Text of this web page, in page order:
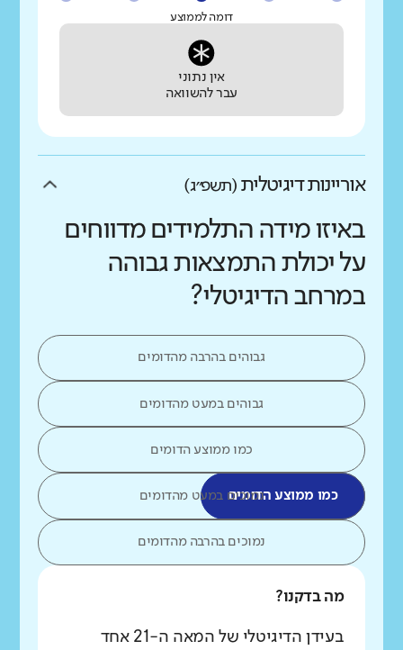
דומה לממוצע
אין נתוני
עבר להשוואה
אוריינות דיגיטלית (תשפ״ג)
באיזו מידה התלמידים מדווחים
על יכולת התמצאות גבוהה
במרחב הדיגיטלי?
גבוהים בהרבה מהדומים
גבוהים במעט מהדומים
כמו ממוצע הדומים
כמו ממוצע הדומיםנמוכים במעט מהדומים
נמוכים בהרבה מהדומים
מה בדקנו?
בעידן הדיגיטלי של המאה ה-21 אחד